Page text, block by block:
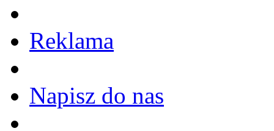
Reklama
Napisz do nas